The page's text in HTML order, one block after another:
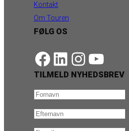
Kontakt
Om Touren
FØLG OS
https://www.facebook.com/danishbeachvolleytour LinkedIn Instagram YouTube
TILMELD NYHEDSBREV